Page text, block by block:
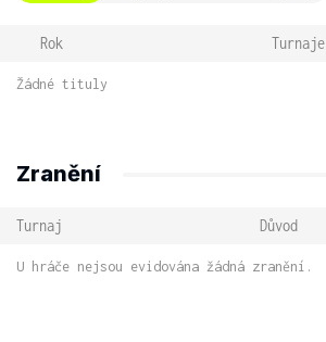
Rok Turnaje
Žádné tituly
Zranění
Turnaj Důvod
U hráče nejsou evidována žádná zranění.